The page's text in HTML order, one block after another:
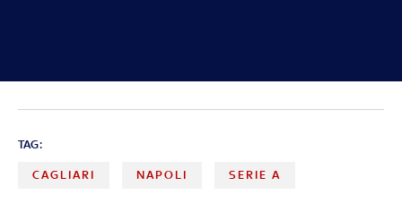
TAG:
CAGLIARI NAPOLI SERIE A